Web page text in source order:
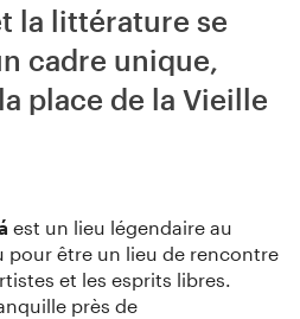
la littérature se
cadre unique,
place de la Vieille
est un lieu légendaire au
pour être un lieu de rencontre
et les esprits libres.
près de